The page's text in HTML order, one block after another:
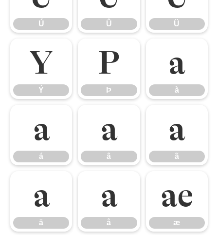
Ú Û Ü
Ý
Ý
Þ
Þ
à
à
á
á
â
â
ã
ã
ä
ä
å
å
æ
æ